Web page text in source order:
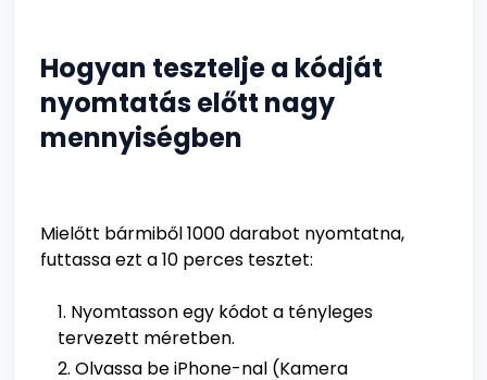
Hogyan tesztelje a kódját
nyomtatás előtt nagy
mennyiségben
Mielőtt bármiből 1000 darabot nyomtatna,
futtassa ezt a 10 perces tesztet:
Nyomtasson egy kódot a tényleges
tervezett méretben.
Olvassa be iPhone-nal (Kamera